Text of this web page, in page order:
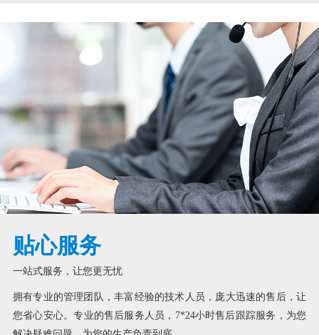
贴心服务
一站式服务，让您更无忧
拥有专业的管理团队，丰富经验的技术人员，庞大迅速的售后，让
您省心安心。专业的售后服务人员，7*24小时售后跟踪服务，为您